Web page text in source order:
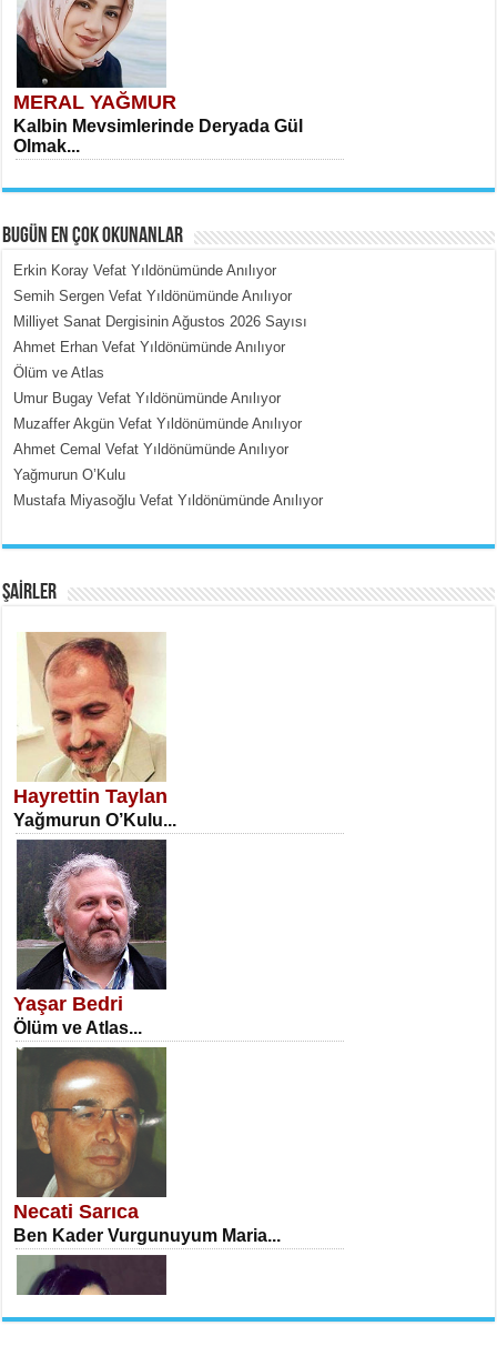
MERAL YAĞMUR
Kalbin Mevsimlerinde Deryada Gül
Olmak...
MEHMET ÇOBAN
İçerdeki Put Dışardaki Maskeler...
SATILMIŞ ÜMİT ÇETİNKAYA
Erkenlik...
NECLA DİLEK ARSLAN
Öğretmenler Günü Mahkemesi...
İSA KARATEPE
Ekranlar Arasında Kaybolan İnsan...
BUGÜN EN ÇOK OKUNANLAR
Erkin Koray Vefat Yıldönümünde Anılıyor
Semih Sergen Vefat Yıldönümünde Anılıyor
Milliyet Sanat Dergisinin Ağustos 2026 Sayısı
Ahmet Erhan Vefat Yıldönümünde Anılıyor
Ölüm ve Atlas
Umur Bugay Vefat Yıldönümünde Anılıyor
Muzaffer Akgün Vefat Yıldönümünde Anılıyor
Ahmet Cemal Vefat Yıldönümünde Anılıyor
Yağmurun O’Kulu
Mustafa Miyasoğlu Vefat Yıldönümünde Anılıyor
ŞAİRLER
Hayrettin Taylan
Yağmurun O’Kulu...
Yaşar Bedri
Ölüm ve Atlas...
Necati Sarıca
Ben Kader Vurgunuyum Maria...